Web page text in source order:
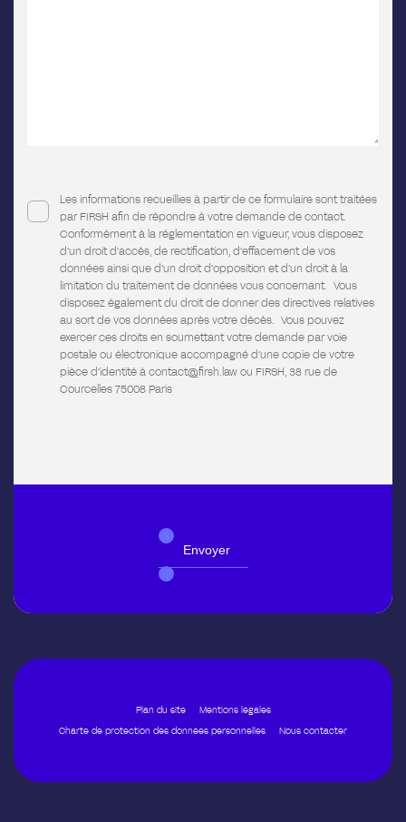
Les informations recueillies à partir de ce formulaire sont traitées
par FIRSH afin de répondre à votre demande de contact.
Conformément à la réglementation en vigueur, vous disposez
d’un droit d’accès, de rectification, d’effacement de vos
données ainsi que d’un droit d’opposition et d’un droit à la
limitation du traitement de données vous concernant. Vous
disposez également du droit de donner des directives relatives
au sort de vos données après votre décès. Vous pouvez
exercer ces droits en soumettant votre demande par voie
postale ou électronique accompagné d’une copie de votre
pièce d’identité à contact@firsh.law ou FIRSH, 38 rue de
Courcelles 75008 Paris
Plan du site Mentions légales
Charte de protection des données personnelles Nous contacter